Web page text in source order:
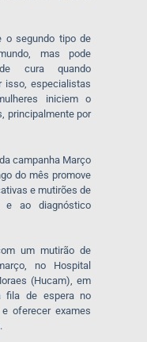
o segundo tipo de
mas pode
cura quando
isso, especialistas
iniciem o
principalmente por
campanha Março
do mês promove
e mutirões de
e ao diagnóstico
um mutirão de
no Hospital
(Hucam), em
fila de espera no
oferecer exames